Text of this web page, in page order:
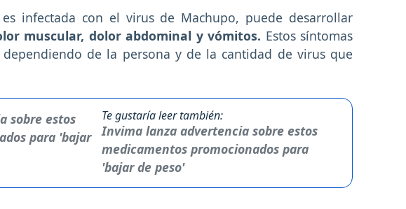
infectada con el virus de Machupo, puede desarrollar
muscular, dolor abdominal y vómitos. Estos síntomas
de la persona y de la cantidad de virus que
Te gustaría leer también:
Invima lanza advertencia sobre estos
medicamentos promocionados para
'bajar de peso'